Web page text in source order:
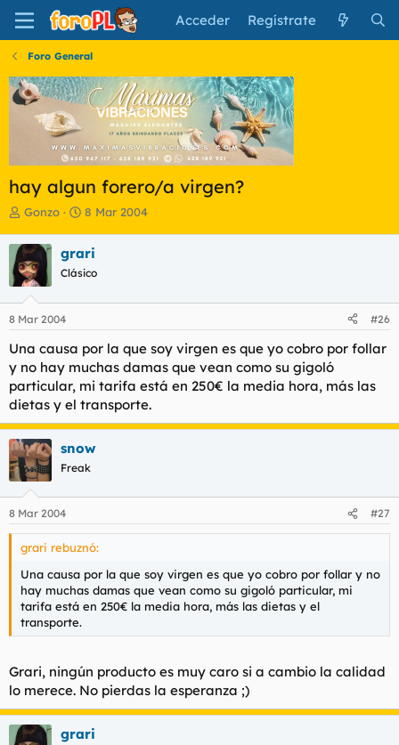
Acceder Regístrate
Foro General
hay algun forero/a virgen?
I
i
c
i
a
d
o
d
e
l
t
a
Gonzo
F
h
a
e
i
c
i
o
8 Mar 2004
grari
Clásico
8 Mar 2004 #26
Una causa por la que soy virgen es que yo cobro por follar
y no hay muchas damas que vean como su gigoló
particular, mi tarifa está en 250€ la media hora, más las
dietas y el transporte.
snow
Freak
8 Mar 2004 #27
grari rebuznó:
Una causa por la que soy virgen es que yo cobro por follar y no
hay muchas damas que vean como su gigoló particular, mi
tarifa está en 250€ la media hora, más las dietas y el
transporte.
Grari, ningún producto es muy caro si a cambio la calidad
lo merece. No pierdas la esperanza ;)
grari